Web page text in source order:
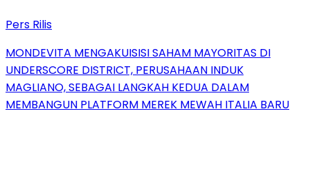
Pers Rilis
MONDEVITA MENGAKUISISI SAHAM MAYORITAS DI
UNDERSCORE DISTRICT, PERUSAHAAN INDUK
MAGLIANO, SEBAGAI LANGKAH KEDUA DALAM
MEMBANGUN PLATFORM MEREK MEWAH ITALIA BARU